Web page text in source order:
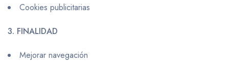
Cookies publicitarias
3. FINALIDAD
Mejorar navegación